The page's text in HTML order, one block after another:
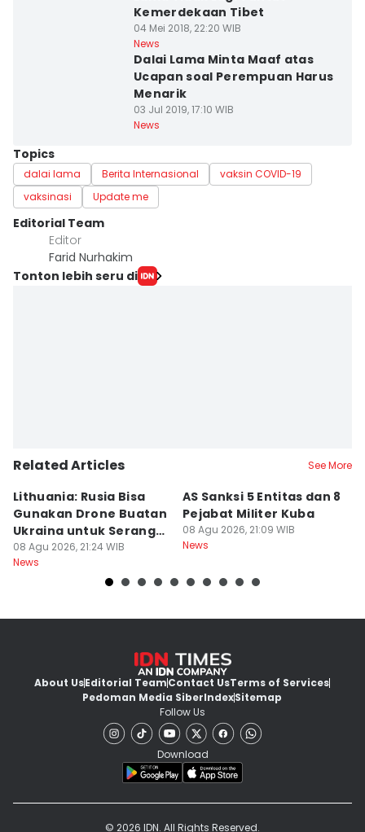
Kemerdekaan Tibet
04 Mei 2018, 22:20 WIB
News
Dalai Lama Minta Maaf atas
Ucapan soal Perempuan Harus
Menarik
03 Jul 2019, 17:10 WIB
News
Topics
dalai lama Berita Internasional
vaksin COVID-19
vaksinasi
Update me
Editorial Team
Editor
Farid Nurhakim
Tonton lebih seru di
Related Articles See More
Lithuania: Rusia Bisa
Gunakan Drone Buatan
Ukraina untuk Serang
Baltik
08 Agu 2026, 21:24 WIB
News
AS Sanksi 5 Entitas dan 8
Pejabat Militer Kuba
08 Agu 2026, 21:09 WIB
News
About UsEditorial TeamContact UsTerms of Services
Pedoman Media SiberIndexSitemap
Follow Us
Download
© 2026 IDN. All Rights Reserved.